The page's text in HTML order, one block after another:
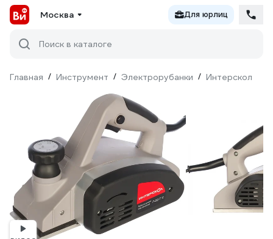
Москва Для юрлиц
Поиск в каталоге
Главная / Инструмент / Электрорубанки / Интерскол